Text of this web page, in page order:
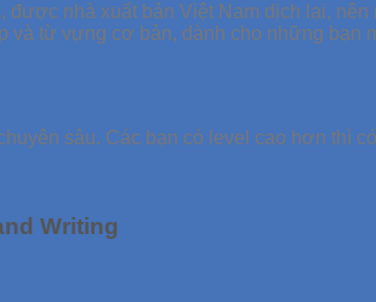
nhà xuất bản Việt Nam dịch lại,
từ vựng cơ bản, dành cho những bạn
sâu. Các bạn có level cao hơn thì
Writing